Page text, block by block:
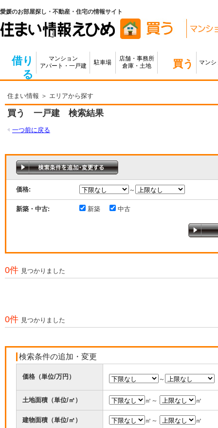
愛媛のお部屋探し・不動産・住宅の情報サイト
借り
る
マンション
アパート・一戸建
駐車場
店舗・事務所
倉庫・土地
買う マンシ
住まい情報 ＞ エリアから探す
買う 一戸建 検索結果
一つ前に戻る
価格: ～
新築・中古: 新築 中古
0件 見つかりました
0件 見つかりました
検索条件の追加・変更
価格（単位/万円） ～
土地面積（単位/㎡） ㎡～ ㎡
建物面積（単位/㎡） ㎡～ ㎡